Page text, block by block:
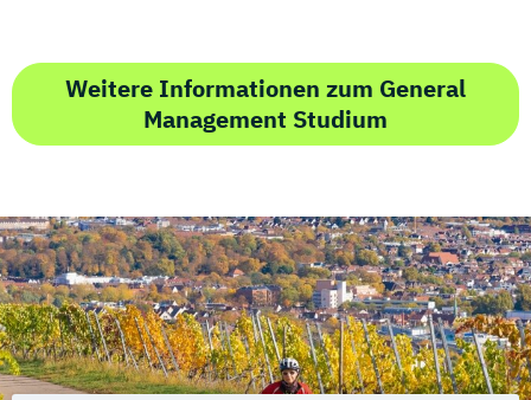
Weitere Informationen zum General
Management Studium